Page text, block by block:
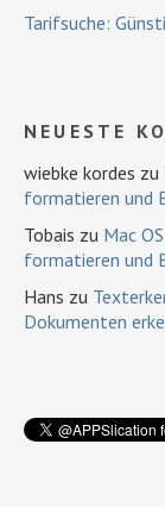
Tarifsuche:
NEUESTE
wiebke kordes zu
formatieren und
Tobais zu Mac
formatieren und
Hans zu
Dokumenten